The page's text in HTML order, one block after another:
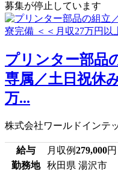
募集が停止しています
プリンター部品
専属／土日祝休
万...
株式会社ワールドインテ
給与 月収例279,000円
勤務地
秋田県 湯沢市